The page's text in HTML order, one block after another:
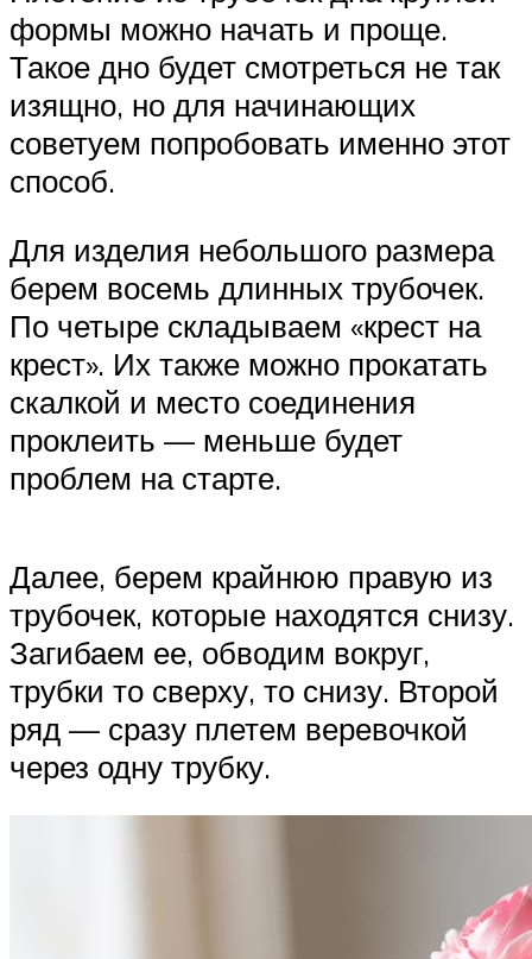
формы можно начать и проще.
Такое дно будет смотреться не так
изящно, но для начинающих
советуем попробовать именно этот
способ.
Для изделия небольшого размера
берем восемь длинных трубочек.
По четыре складываем «крест на
крест». Их также можно прокатать
скалкой и место соединения
проклеить — меньше будет
проблем на старте.
Далее, берем крайнюю правую из
трубочек, которые находятся снизу.
Загибаем ее, обводим вокруг,
трубки то сверху, то снизу. Второй
ряд — сразу плетем веревочкой
через одну трубку.